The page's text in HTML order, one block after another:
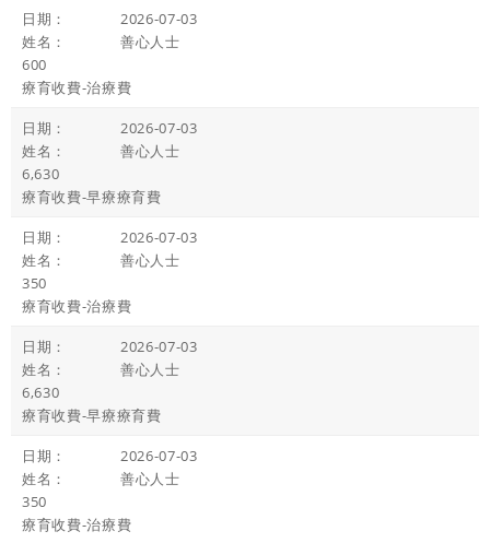
2026-07-03
善心人士
600
療育收費-治療費
2026-07-03
善心人士
6,630
療育收費-早療療育費
2026-07-03
善心人士
350
療育收費-治療費
2026-07-03
善心人士
6,630
療育收費-早療療育費
2026-07-03
善心人士
350
療育收費-治療費